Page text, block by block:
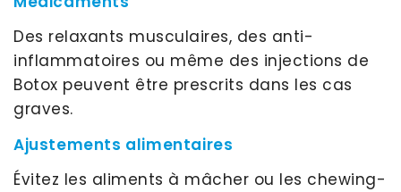
Des relaxants musculaires, des anti-
inflammatoires ou même des injections de
Botox peuvent être prescrits dans les cas
graves.
Ajustements alimentaires
Évitez les aliments à mâcher ou les chewing-